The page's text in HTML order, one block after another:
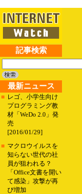
記事検索
最新ニュース
■ レゴ、小学生向け
プログラミング教
材「WeDo 2.0」発
売
[2016/01/29]
■ マクロウイルスを
知らない世代の社
員が狙われる？
「Office文書を開い
て感染」攻撃が再
び増加